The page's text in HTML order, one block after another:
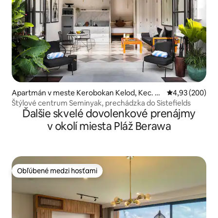
Apartmán v meste Kerobokan Kelod, Kec. K
uta Utara, Kabupaten Badung
Priemerné
4,93 (200)
Štýlové centrum Seminyak, prechádzka do Sistefields
Ďalšie skvelé dovolenkové prenájmy
v okolí miesta Pláž Berawa
Obľúbené medzi hosťami
Obľúbené medzi hosťami